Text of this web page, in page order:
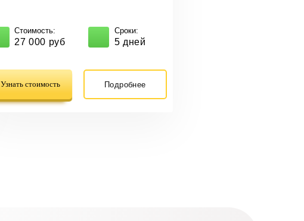
Стоимость:
27 000 руб
Сроки:
5 дней
Узнать стоимость Подробнее